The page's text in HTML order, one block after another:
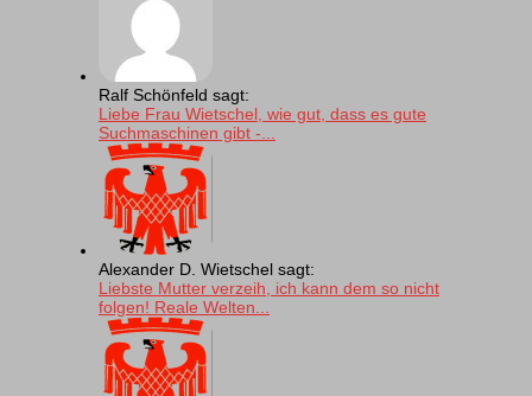
Ralf Schönfeld sagt:
Liebe Frau Wietschel, wie gut, dass es gute
Suchmaschinen gibt -...
Alexander D. Wietschel sagt:
Liebste Mutter verzeih, ich kann dem so nicht
folgen! Reale Welten...